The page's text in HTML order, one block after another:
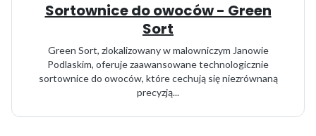
Sortownice do owoców - Green
Sort
Green Sort, zlokalizowany w malowniczym Janowie
Podlaskim, oferuje zaawansowane technologicznie
sortownice do owoców, które cechują się niezrównaną
precyzją...